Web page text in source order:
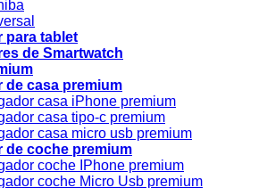
para tablet
de Smartwatch
de casa premium
casa iPhone premium
casa tipo-c premium
casa micro usb premium
de coche premium
coche IPhone premium
coche Micro Usb premium